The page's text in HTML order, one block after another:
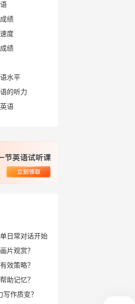
绩
度
绩
水平
的听力
语
日常对话开始
片观赏？
效策略？
助记忆？
作质变？